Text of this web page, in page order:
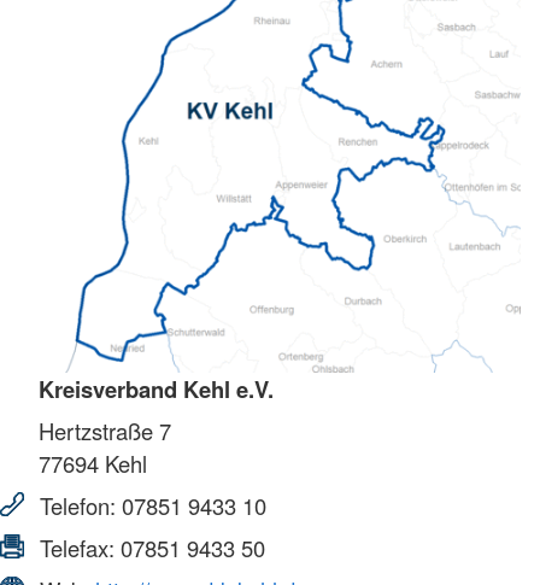
Kreisverband Kehl e.V.
Hertzstraße 7
77694 Kehl
Telefon: 07851 9433 10
Telefax: 07851 9433 50